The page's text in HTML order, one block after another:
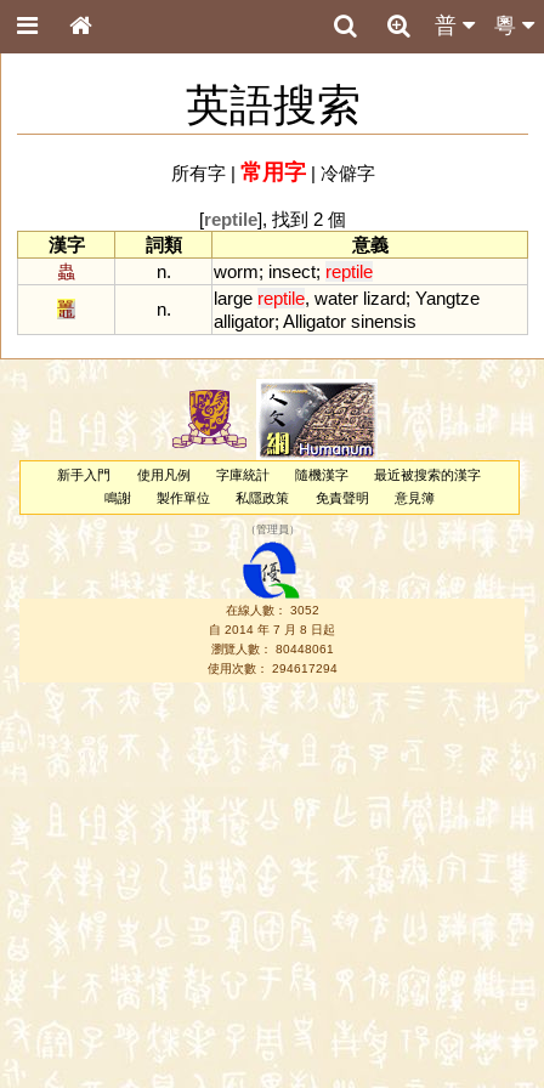
粵
普
英語搜索
所有字| 常用字| 冷僻字
[reptile], 找到 2 個
漢字
詞類
意義
蟲
n. worm; insect; reptile
鼉
n.
large reptile, water lizard; Yangtze
alligator; Alligator sinensis
新手入門 使用凡例 字庫統計 隨機漢字
最近被搜索的漢字
鳴謝
製作單位 私隱政策 免責聲明 意見簿
（管理員 ）
在線人數： 3052
自 2014 年 7 月 8 日起
瀏覽人數： 80448061
使用次數： 294617294